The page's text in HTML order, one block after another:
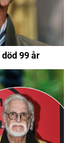
99 år